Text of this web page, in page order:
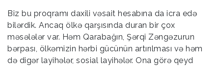
Biz bu proqramı daxili vəsait hesabına da icra edə
bilərdik. Ancaq ölkə qarşısında duran bir çox
məsələlər var. Həm Qarabağın, Şərqi Zəngəzurun
bərpası, ölkəmizin hərbi gücünün artırılması və həm
də digər layihələr, sosial layihələr. Ona görə qeyd